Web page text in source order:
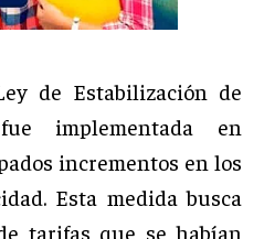
de Estabilización de
implementada en
incrementos en los
Esta medida busca
tarifas que se habían